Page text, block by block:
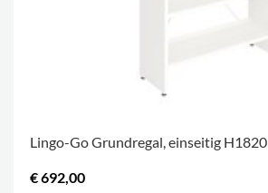
Lingo-Go Grundregal, einseitig H1820
€ 692,00